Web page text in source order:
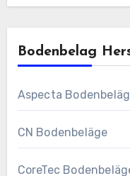
Bodenbelag
Aspecta
CN Bodenbeläge
CoreTec